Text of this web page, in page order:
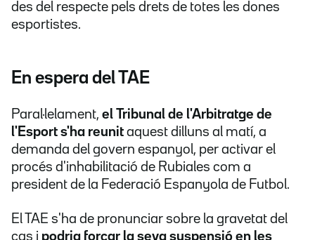
des del respecte pels drets de totes les dones
esportistes.
En espera del TAE
Paral·lelament, el Tribunal de l'Arbitratge de
l'Esport s'ha reunit aquest dilluns al matí, a
demanda del govern espanyol, per activar el
procés d'inhabilitació de Rubiales com a
president de la Federació Espanyola de Futbol.
El TAE s'ha de pronunciar sobre la gravetat del
cas i podria forçar la seva suspensió en les